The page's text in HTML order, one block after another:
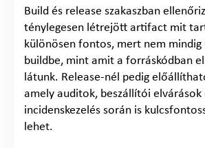
Build és release szakaszban
ténylegesen létrejött artifact mit
különösen fontos, mert nem mindig
buildbe, mint amit a forráskódban
látunk. Release-nél pedig
amely auditok, beszállítói elvárások
incidenskezelés során is
lehet.